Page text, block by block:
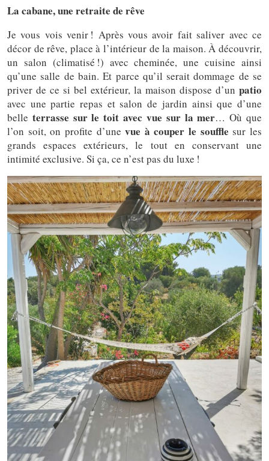
La cabane, une retraite de rêve
Je vous vois venir ! Après vous avoir fait saliver avec ce
décor de rêve, place à l’intérieur de la maison. À découvrir,
un salon (climatisé !) avec cheminée, une cuisine ainsi
qu’une salle de bain. Et parce qu’il serait dommage de se
priver de ce si bel extérieur, la maison dispose d’un patio
avec une partie repas et salon de jardin ainsi que d’une
belle terrasse sur le toit avec vue sur la mer… Où que
l’on soit, on profite d’unevue à couper le souffle sur les
grands espaces extérieurs, le tout en conservant une
intimité exclusive. Si ça, ce n’est pas du luxe !